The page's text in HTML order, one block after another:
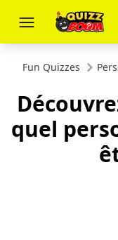
Fun Quizzes
quel